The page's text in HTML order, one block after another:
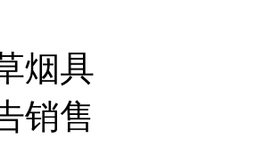
烟具
销售